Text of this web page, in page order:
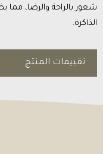
شعور بالراحة والرضا،
الذاكرة.
تقييمات المنتج